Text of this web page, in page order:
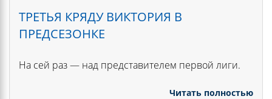
ТРЕТЬЯ КРЯДУ ВИКТОРИЯ В
ПРЕДСЕЗОНКЕ
На сей раз — над представителем первой лиги.
Читать полностью